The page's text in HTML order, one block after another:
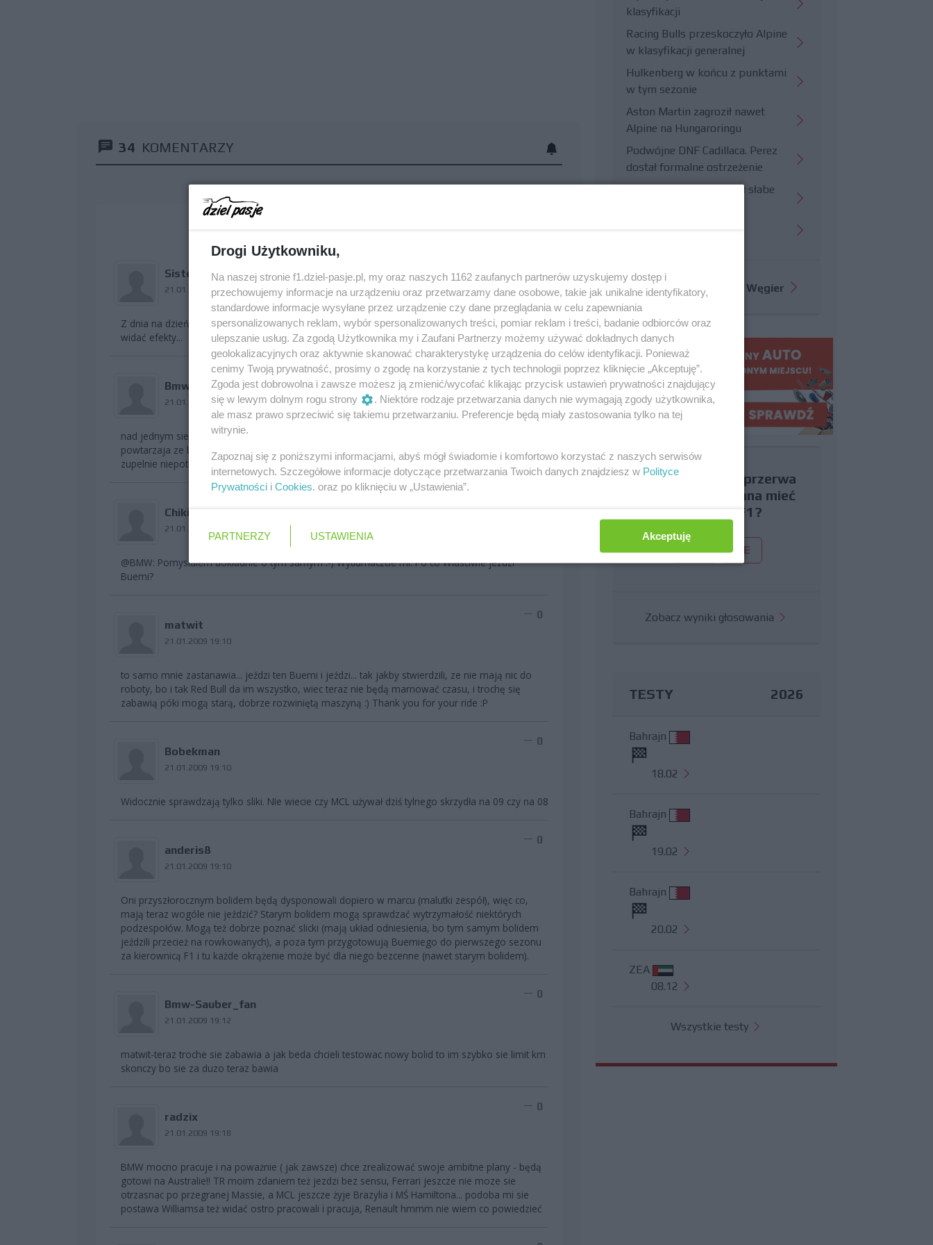
34 KOMENTARZY
Sister
21.01.2009 19:01
Z dnia na dzień zmniejszają stratę do Buemiego. Widać praca wre. Williams pracowicie i od razu
widać efekty...
Bmw-Sauber_fan
21.01.2009 19:03
0
nad jednym sie zastanawiam: po jakiego ch_ _ _ STR tak duzo jezdzi starym bolidem? wszyscy
powtarzaja ze bolidy na 2009 rok to calkiem nowe konstrukcje wiec po co im tyle danych, moze
zupelnie niepotrzebnych?
Chikita
21.01.2009 19:08
@BMW: Pomyslalem dokladnie o tym samym :-) Wytlumaczcie mi. Po co Wlasciwie jezdzi
Buemi?
matwit
21.01.2009 19:10
0
to samo mnie zastanawia... jeździ ten Buemi i jeździ... tak jakby stwierdzili, ze nie mają nic do
roboty, bo i tak Red Bull da im wszystko, wiec teraz nie będą marnować czasu, i trochę się
zabawią póki mogą starą, dobrze rozwiniętą maszyną :) Thank you for your ride :P
Bobekman
21.01.2009 19:10
0
Widocznie sprawdzają tylko sliki. NIe wiecie czy MCL używał dziś tylnego skrzydła na 09 czy na 08
anderis8
21.01.2009 19:10
0
Oni przyszłorocznym bolidem będą dysponowali dopiero w marcu (malutki zespół), więc co,
mają teraz wogóle nie jeździć? Starym bolidem mogą sprawdzać wytrzymałość niektórych
podzespołów. Mogą też dobrze poznać slicki (mają układ odniesienia, bo tym samym bolidem
jeździli przecież na rowkowanych), a poza tym przygotowują Buemiego do pierwszego sezonu
za kierownicą F1 i tu każde okrążenie może być dla niego bezcenne (nawet starym bolidem).
Bmw-Sauber_fan
21.01.2009 19:12
0
matwit-teraz troche sie zabawia a jak beda chcieli testowac nowy bolid to im szybko sie limit km
skonczy bo sie za duzo teraz bawia
radzix
21.01.2009 19:18
0
BMW mocno pracuje i na poważnie ( jak zawsze) chce zrealizować swoje ambitne plany - będą
gotowi na Australie!! TR moim zdaniem też jezdzi bez sensu, Ferrari jeszcze nie moze sie
otrzasnac po przegranej Massie, a MCL jeszcze żyje Brazylia i MŚ Hamiltona... podoba mi sie
postawa Williamsa też widać ostro pracowali i pracuja, Renault hmmm nie wiem co powiedzieć
klasyfikacji
Racing Bulls przeskoczyło Alpine
w klasyfikacji generalnej
Hulkenberg w końcu z punktami
w tym sezonie
Aston Martin zagroził nawet
Alpine na Hungaroringu
Podwójne DNF Cadillaca. Perez
dostał formalne ostrzeżenie
Hungaroring potwierdził słabe
Więcej informacji o GP Węgier
Czy uważasz, że przerwa
wakacyjna powinna mieć
miejsce w F1?
TAK NIE
Zobacz wyniki głosowania
TESTY 2026
Bahrajn
18.02
Bahrajn
19.02
Bahrajn
20.02
ZEA
08.12
Wszystkie testy
Drogi Użytkowniku,
Na naszej stronie f1.dziel-pasje.pl, my oraz naszych 1162 zaufanych partnerów uzyskujemy dostęp i
przechowujemy informacje na urządzeniu oraz przetwarzamy dane osobowe, takie jak unikalne identyfikatory,
standardowe informacje wysyłane przez urządzenie czy dane przeglądania w celu zapewniania
spersonalizowanych reklam, wybór spersonalizowanych treści, pomiar reklam i treści, badanie odbiorców oraz
ulepszanie usług. Za zgodą Użytkownika my i Zaufani Partnerzy możemy używać dokładnych danych
geolokalizacyjnych oraz aktywnie skanować charakterystykę urządzenia do celów identyfikacji. Ponieważ
cenimy Twoją prywatność, prosimy o zgodę na korzystanie z tych technologii poprzez kliknięcie „Akceptuję”.
Zgoda jest dobrowolna i zawsze możesz ją zmienić/wycofać klikając przycisk ustawień prywatności znajdujący
się w lewym dolnym rogu strony
. Niektóre rodzaje przetwarzania danych nie wymagają zgody użytkownika,
ale masz prawo sprzeciwić się takiemu przetwarzaniu. Preferencje będą miały zastosowania tylko na tej
witrynie.
Zapoznaj się z poniższymi informacjami, abyś mógł świadomie i komfortowo korzystać z naszych serwisów
internetowych. Szczegółowe informacje dotyczące przetwarzania Twoich danych znajdziesz w Polityce
Prywatności i Cookies. oraz po kliknięciu w „Ustawienia”.
PARTNERZY USTAWIENIA Akceptuję